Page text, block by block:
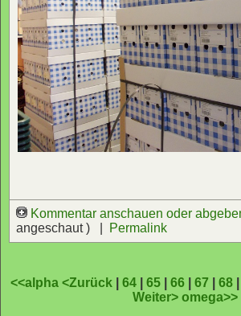
Kommentar anschauen oder
angeschaut ) |
Permalink
<<alpha<Zurück |64 |65 |66 |67 |68
Weiter>omega>>